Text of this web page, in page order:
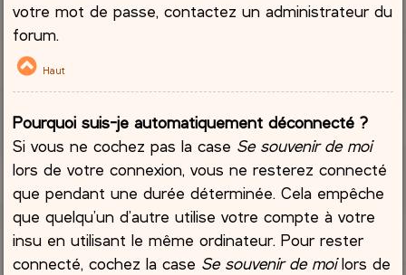
votre mot de passe, contactez un administrateur du
forum.
Haut
Pourquoi suis-je automatiquement déconnecté ?
Si vous ne cochez pas la case Se souvenir de moi
lors de votre connexion, vous ne resterez connecté
que pendant une durée déterminée. Cela empêche
que quelqu’un d’autre utilise votre compte à votre
insu en utilisant le même ordinateur. Pour rester
connecté, cochez la case Se souvenir de moilors de